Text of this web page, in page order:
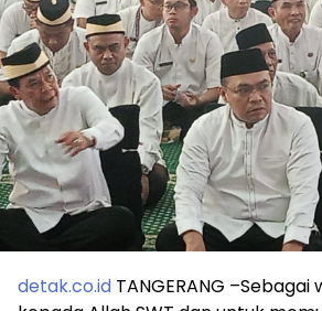
detak.co.id TANGERANG